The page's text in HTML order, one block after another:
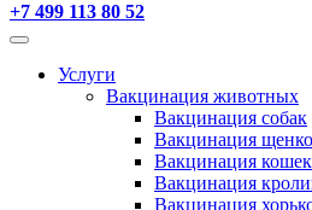
+7 499 113 80 52
Услуги
Вакцинация животных
Вакцинация собак
Вакцинация
Вакцинация кошек
Вакцинация
Вакцинация